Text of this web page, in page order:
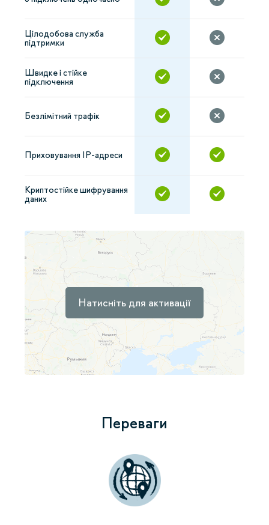
Цілодобова служба
підтримки
Швидке і стійке
підключення
Безлімітний трафік
Приховування IP-адреси
Криптостійке шифрування
даних
Натисніть для активації
Переваги